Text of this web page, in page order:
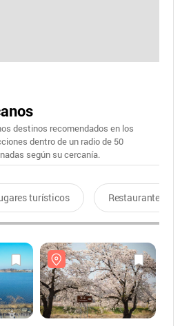
destinos recomendados en los
dentro de un radio de 50
según su cercanía.
turísticos Restaurantes